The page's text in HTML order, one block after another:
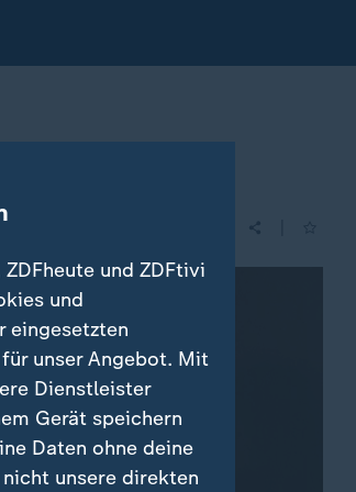
und ZDFtivi
und
eingesetzten
unser Angebot. Mit
Dienstleister
Gerät speichern
Daten ohne deine
unsere direkten